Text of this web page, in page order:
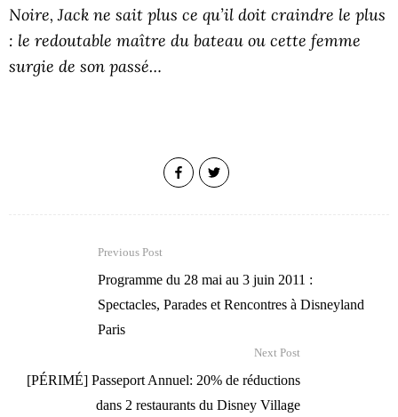
Noire, Jack ne sait plus ce qu’il doit craindre le plus
: le redoutable maître du bateau ou cette femme
surgie de son passé…
Previous Post
Programme du 28 mai au 3 juin 2011 :
Spectacles, Parades et Rencontres à Disneyland
Paris
Next Post
[PÉRIMÉ] Passeport Annuel: 20% de réductions
dans 2 restaurants du Disney Village